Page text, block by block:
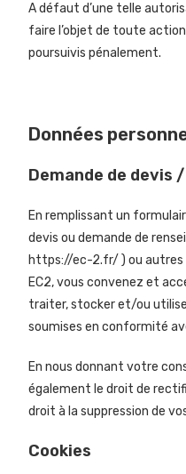
A défaut d’une telle
faire l’objet de toute
poursuivis pénalement.
Données
Demande de devis
En remplissant un
devis ou demande de
https://ec-2.fr/ ) ou
EC2, vous convenez et
traiter, stocker et/ou
soumises en conformité
En nous donnant votre
également le droit de
droit à la suppression de
Cookies